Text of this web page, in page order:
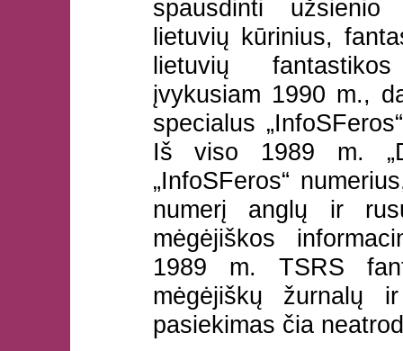
spausdinti
lietuvių kūrinius,
lietuvių
įvykusiam 1990 m.,
specialus
Iš viso 1989 m.
„InfoSFeros“
numerį anglų ir
mėgėjiškos
1989 m. TSRS
mėgėjiškų žurnalų
pasiekimas čia